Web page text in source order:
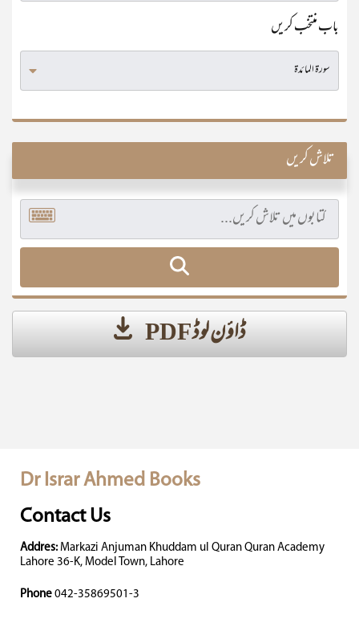
باب منتخب کریں
تلاش کریں
ڈاؤن لوڈ PDF
Dr Israr Ahmed Books
Contact Us
Addres: Markazi Anjuman Khuddam ul Quran Quran Academy
Lahore 36-K, Model Town, Lahore
Phone 042-35869501-3